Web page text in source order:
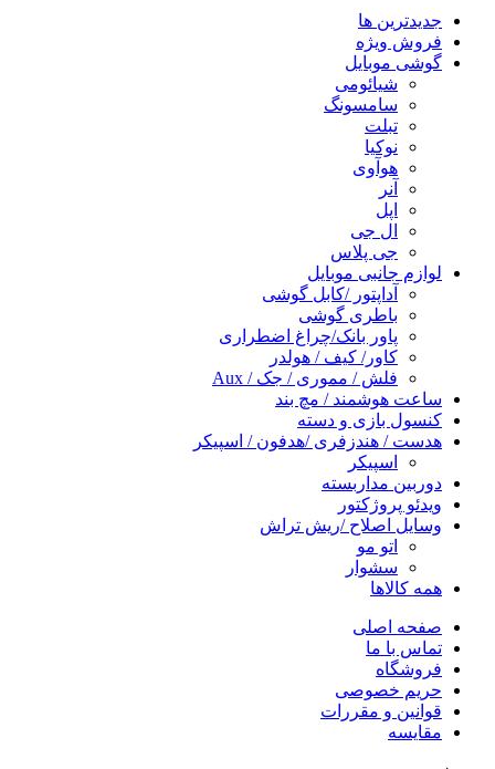
جدیدترین ها
فروش ویژه
گوشی موبایل
شیائومی
سامسونگ
تبلت
نوکیا
هوآوی
آنر
اپل
ال جی
جی پلاس
لوازم جانبی موبایل
آداپتور /کابل گوشی
باطری گوشی
پاور بانک/چراغ اضطراری
کاور/ کیف / هولدر
فلش / مموری / جک / Aux
ساعت هوشمند / مچ بند
کنسول بازی و دسته
هدست / هندزفری /هدفون / اسپیکر
اسپیکر
دوربین مداربسته
ویدئو پروژکتور
وسایل اصلاح /ریش تراش
اتو مو
سشوار
همه کالاها
صفحه اصلی
تماس با ما
فروشگاه
حریم خصوصی
قوانین و مقررات
مقایسه